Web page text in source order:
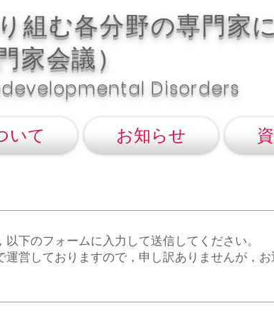
組む各分野の専門家
家会議）
Disorders
いて お知らせ
下のフォームに入力して送信してください。
営しておりますので，申し訳ありませんが，